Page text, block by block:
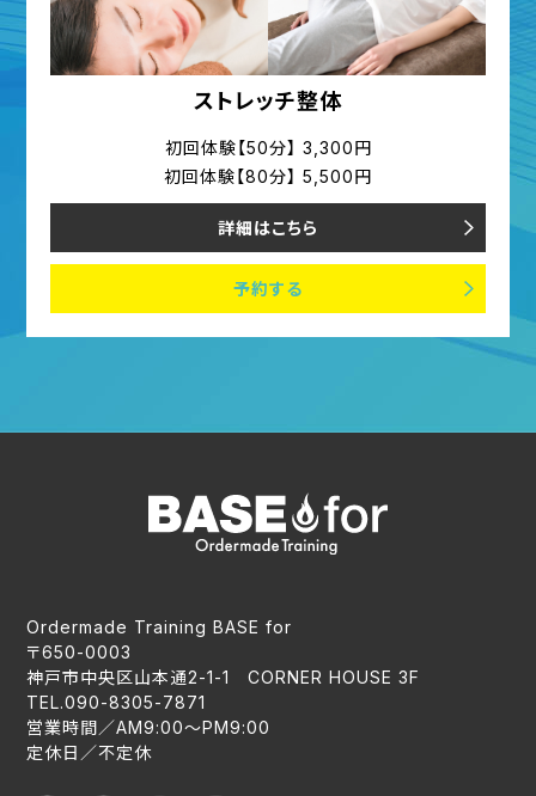
ストレッチ整体
初回体験【50分】 3,300円
初回体験【80分】 5,500円
詳細はこちら
予約する
Ordermade Training BASE for
〒650-0003
神戸市中央区山本通2-1-1 CORNER HOUSE 3F
TEL.090-8305-7871
営業時間／AM9:00〜PM9:00
定休日／不定休